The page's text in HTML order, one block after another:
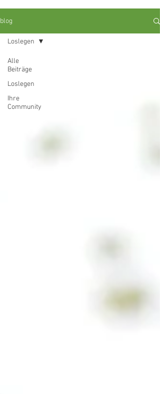
blog
Alle
Beiträge
Loslegen
Ihre
Community
Loslegen